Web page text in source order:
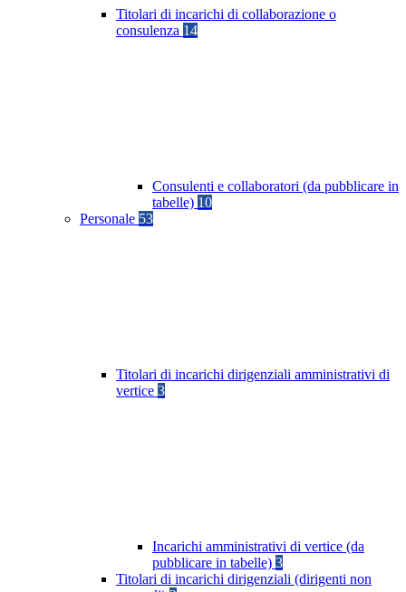
Titolari di incarichi di collaborazione o
consulenza 14
Consulenti e collaboratori (da pubblicare in
tabelle) 10
Personale 53
Titolari di incarichi dirigenziali amministrativi di
vertice 3
Incarichi amministrativi di vertice (da
pubblicare in tabelle) 3
Titolari di incarichi dirigenziali (dirigenti non